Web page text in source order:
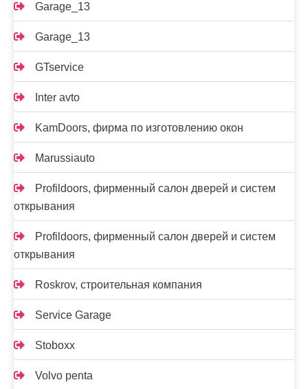
Garage_13
Garage_13
GTservice
Inter avto
KamDoors, фирма по изготовлению окон
Marussiauto
Profildoors, фирменный салон дверей и систем
открывания
Profildoors, фирменный салон дверей и систем
открывания
Roskrov, строительная компания
Service Garage
Stoboxx
Volvo penta